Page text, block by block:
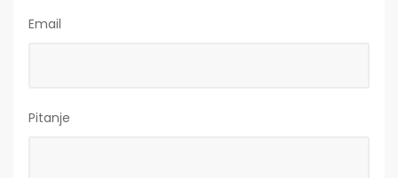
Email
Pitanje